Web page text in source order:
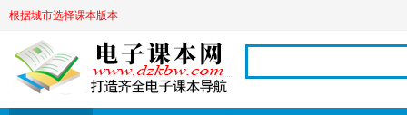
根据城市选择课本版本